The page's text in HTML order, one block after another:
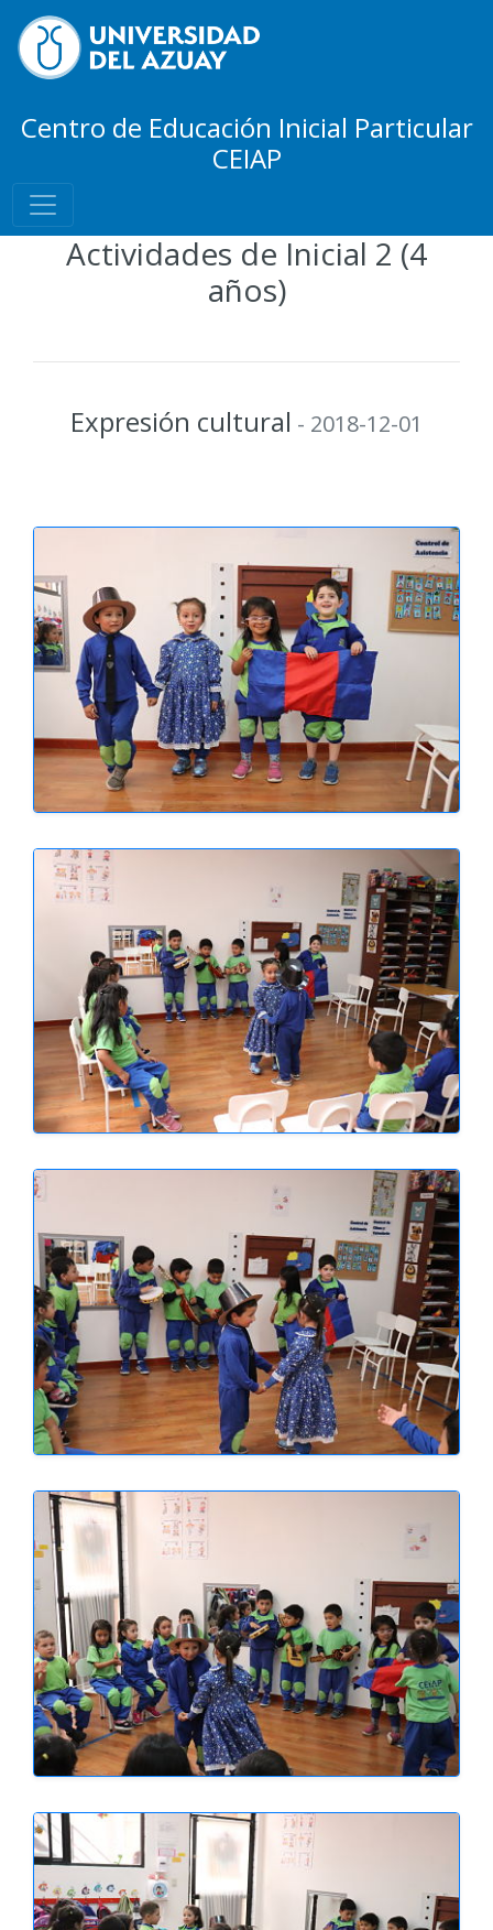
Centro de Educación Inicial Particular
CEIAP
Actividades de Inicial 2 (4
años)
Expresión cultural - 2018-12-01